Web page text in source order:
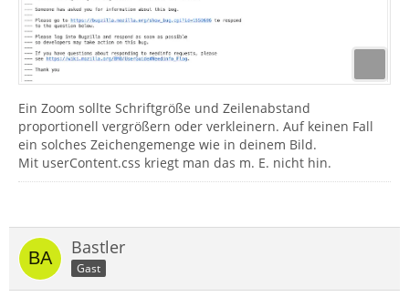
Ein Zoom sollte Schriftgröße und Zeilenabstand
proportionell vergrößern oder verkleinern. Auf keinen Fall
ein solches Zeichengemenge wie in deinem Bild.
Mit userContent.css kriegt man das m. E. nicht hin.
Bastler
Gast